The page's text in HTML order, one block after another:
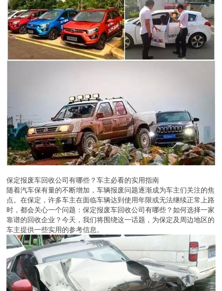
保定报废车回收公司有哪些？车主必看的实用指南
随着汽车保有量的不断增加，车辆报废问题逐渐成为车主们关注的焦
点。在保定，许多车主在面临车辆达到使用年限或无法继续正常上路
时，都会关心一个问题：保定报废车回收公司有哪些？如何选择一家
靠谱的回收企业？今天，我们将围绕这一话题，为保定及周边地区的
车主提供一些实用的参考信息。